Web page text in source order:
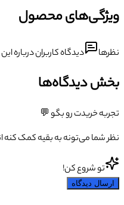
ویژگی‌های محصول
نظرها دیدگاه کاربران درباره
بخش دیدگاه‌ها
تجربه خریدت رو بگو 💬
نظر شما می‌تونه به بقیه کمک
تو شروع کن!
ارسال دیدگاه